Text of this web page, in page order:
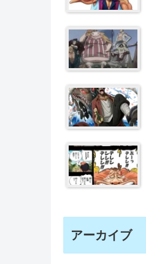
アーカイブ